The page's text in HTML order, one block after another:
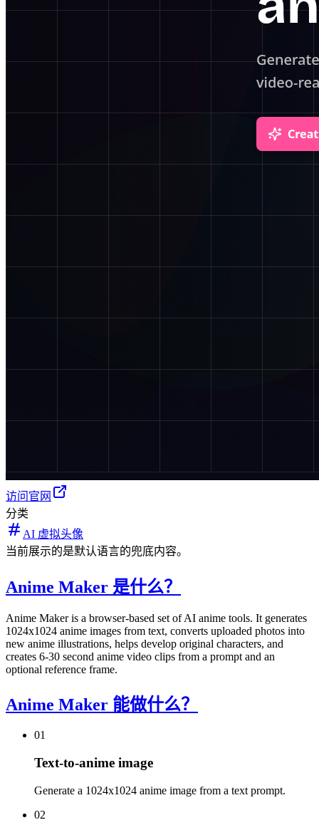
访问官网
分类
AI 虚拟头像
当前展示的是默认语言的兜底内容。
Anime Maker 是什么？
Anime Maker is a browser-based set of AI anime tools. It generates
1024x1024 anime images from text, converts uploaded photos into
new anime illustrations, helps develop original characters, and
creates 6-30 second anime video clips from a prompt and an
optional reference frame.
Anime Maker 能做什么？
01
Text-to-anime image
Generate a 1024x1024 anime image from a text prompt.
02